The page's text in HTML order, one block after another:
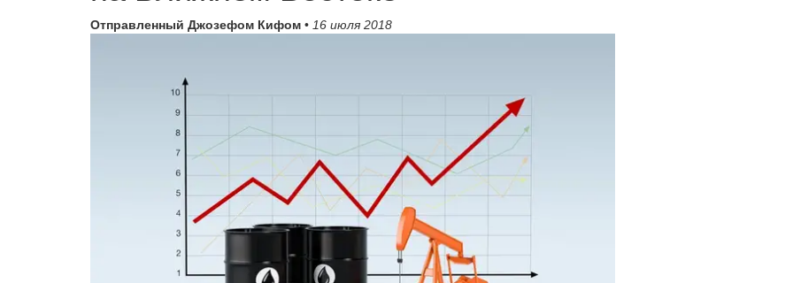
Отправленный Джозефом Кифом • 16 июля 2018